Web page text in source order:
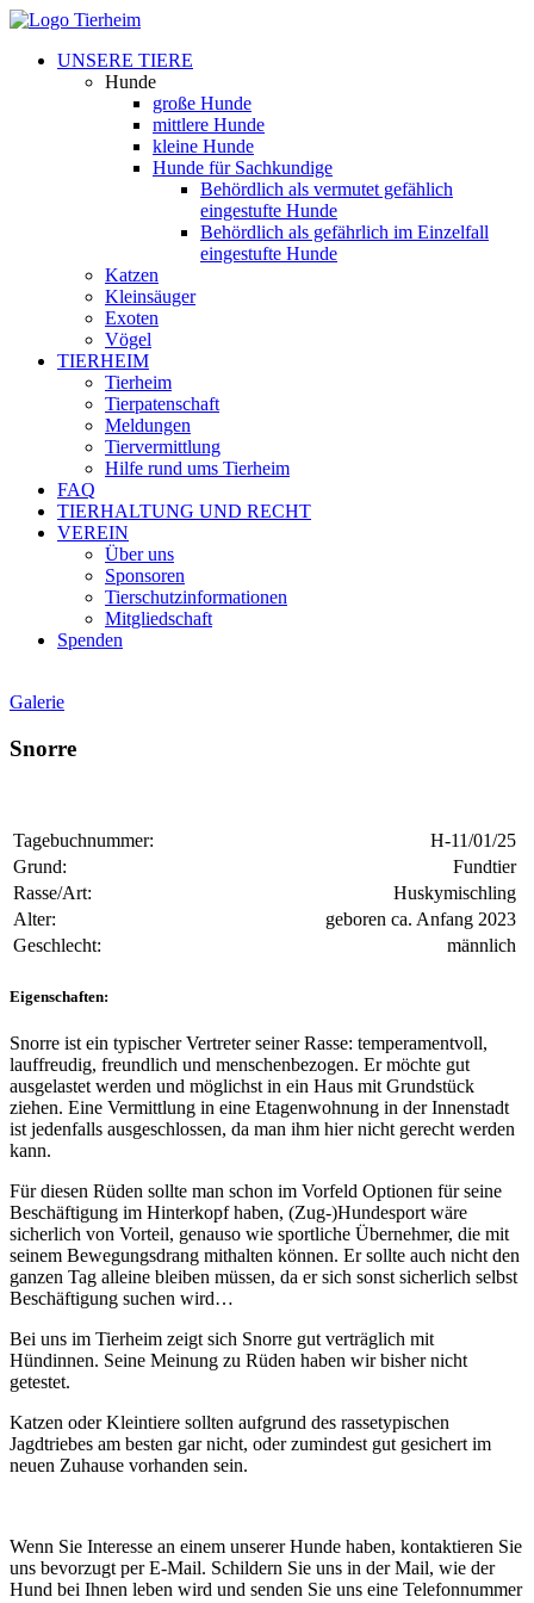
UNSERE TIERE
Hunde
große Hunde
mittlere Hunde
kleine Hunde
Hunde für Sachkundige
Behördlich als vermutet gefählich
eingestufte Hunde
Behördlich als gefährlich im Einzelfall
eingestufte Hunde
Katzen
Kleinsäuger
Exoten
Vögel
TIERHEIM
Tierheim
Tierpatenschaft
Meldungen
Tiervermittlung
Hilfe rund ums Tierheim
FAQ
TIERHALTUNG UND RECHT
VEREIN
Über uns
Sponsoren
Tierschutzinformationen
Mitgliedschaft
Spenden
Galerie
Snorre
Tagebuchnummer:
H-11/01/25
Grund:
Fundtier
Rasse/Art:
Huskymischling
Alter:
geboren ca. Anfang 2023
Geschlecht:
männlich
Eigenschaften:
Snorre ist ein typischer Vertreter seiner Rasse: temperamentvoll,
lauffreudig, freundlich und menschenbezogen. Er möchte gut
ausgelastet werden und möglichst in ein Haus mit Grundstück
ziehen. Eine Vermittlung in eine Etagenwohnung in der Innenstadt
ist jedenfalls ausgeschlossen, da man ihm hier nicht gerecht werden
kann.
Für diesen Rüden sollte man schon im Vorfeld Optionen für seine
Beschäftigung im Hinterkopf haben, (Zug-)Hundesport wäre
sicherlich von Vorteil, genauso wie sportliche Übernehmer, die mit
seinem Bewegungsdrang mithalten können. Er sollte auch nicht den
ganzen Tag alleine bleiben müssen, da er sich sonst sicherlich selbst
Beschäftigung suchen wird…
Bei uns im Tierheim zeigt sich Snorre gut verträglich mit
Hündinnen. Seine Meinung zu Rüden haben wir bisher nicht
getestet.
Katzen oder Kleintiere sollten aufgrund des rassetypischen
Jagdtriebes am besten gar nicht, oder zumindest gut gesichert im
neuen Zuhause vorhanden sein.
Wenn Sie Interesse an einem unserer Hunde haben, kontaktieren Sie
uns bevorzugt per E-Mail. Schildern Sie uns in der Mail, wie der
Hund bei Ihnen leben wird und senden Sie uns eine Telefonnummer